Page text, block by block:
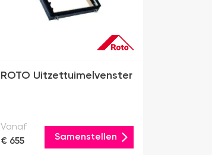
ROTO Uitzettuimelvenster
Vanaf
€ 655
Samenstellen